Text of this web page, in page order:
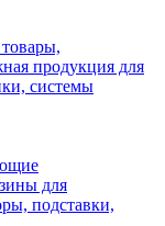
продукция для
системы
для
подставки,